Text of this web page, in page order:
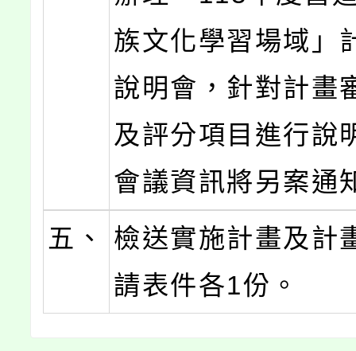
族文化學習場域」
說明會，針對計畫
及評分項目進行說
會議資訊將另案通
五、
檢送實施計畫及計
請表件各1份。